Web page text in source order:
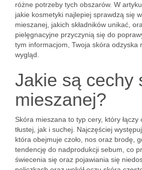
różne potrzeby tych obszarów. W
jakie kosmetyki najlepiej sprawdzą się
mieszanej, jakich składników unikać,
pielęgnacyjne przyczynią się do
tym informacjom, Twoja skóra odzyska
wygląd.
Jakie są cechy
mieszanej?
Skóra mieszana to typ cery, który
tłustej, jak i suchej. Najczęściej
która obejmuje czoło, nos oraz brodę,
tendencję do nadprodukcji sebum, co
świecenia się oraz pojawiania się